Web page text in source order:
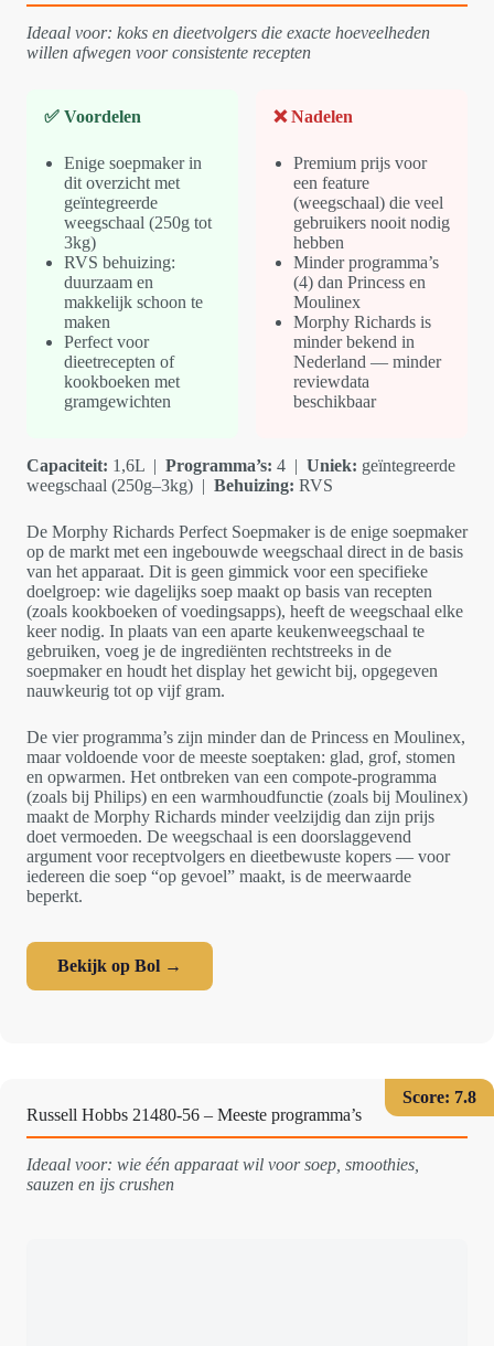
Ideaal voor: koks en dieetvolgers die exacte hoeveelheden
willen afwegen voor consistente recepten
✅ Voordelen
Enige soepmaker in
dit overzicht met
geïntegreerde
weegschaal (250g tot
3kg)
RVS behuizing:
duurzaam en
makkelijk schoon te
maken
Perfect voor
dieetrecepten of
kookboeken met
gramgewichten
❌ Nadelen
Premium prijs voor
een feature
(weegschaal) die veel
gebruikers nooit nodig
hebben
Minder programma’s
(4) dan Princess en
Moulinex
Morphy Richards is
minder bekend in
Nederland — minder
reviewdata
beschikbaar
Capaciteit: 1,6L | Programma’s: 4 | Uniek: geïntegreerde
weegschaal (250g–3kg) | Behuizing: RVS
De Morphy Richards Perfect Soepmaker is de enige soepmaker
op de markt met een ingebouwde weegschaal direct in de basis
van het apparaat. Dit is geen gimmick voor een specifieke
doelgroep: wie dagelijks soep maakt op basis van recepten
(zoals kookboeken of voedingsapps), heeft de weegschaal elke
keer nodig. In plaats van een aparte keukenweegschaal te
gebruiken, voeg je de ingrediënten rechtstreeks in de
soepmaker en houdt het display het gewicht bij, opgegeven
nauwkeurig tot op vijf gram.
De vier programma’s zijn minder dan de Princess en Moulinex,
maar voldoende voor de meeste soeptaken: glad, grof, stomen
en opwarmen. Het ontbreken van een compote-programma
(zoals bij Philips) en een warmhoudfunctie (zoals bij Moulinex)
maakt de Morphy Richards minder veelzijdig dan zijn prijs
doet vermoeden. De weegschaal is een doorslaggevend
argument voor receptvolgers en dieetbewuste kopers — voor
iedereen die soep “op gevoel” maakt, is de meerwaarde
beperkt.
Bekijk op Bol →
Score: 7.8
Russell Hobbs 21480-56 – Meeste programma’s
Ideaal voor: wie één apparaat wil voor soep, smoothies,
sauzen en ijs crushen